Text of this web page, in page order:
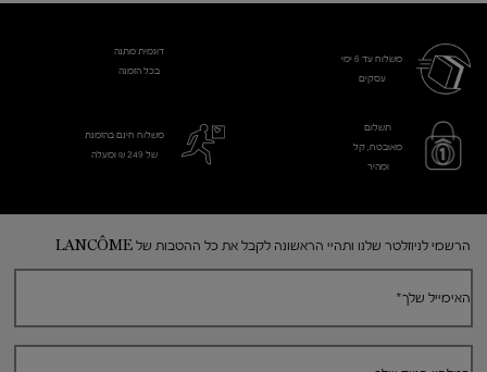
משלוח עד 6 ימי
עסקים​
דוגמית מתנה
בכל הזמנה
תשלום
מאובטח, קל
ומהיר
משלוח חינם בהזמנת
של 249 ₪ ומעלה
הרשמי לניוזלטר שלנו ותהיי הראשונה לקבל את כל ההטבות של LANCÔME
האימייל שלך*